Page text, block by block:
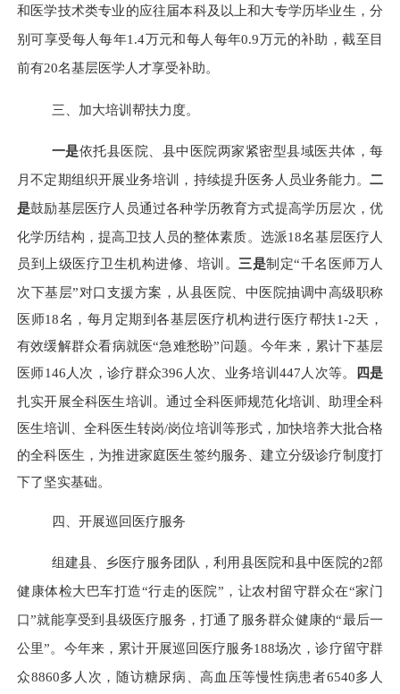
和医学技术类专业的应往届本科及以上和大专学历毕业生，分
别可享受每人每年1.4万元和每人每年0.9万元的补助 ，截至目
前有20名基层医学人才享受补助。
三、加大培训帮扶力度。
一是依托县医院、县中医院两家紧密型县域医共体，每
月不定期组织开展业务培训，持续提升医务人员业务能力。 二
是鼓励基层医疗人员通过各种学历教育方式提高学历层次，优
化学历结构，提高卫技人员的整体素质。选派18名基层医疗人
员到上级医疗卫生机构进修、培训。 三是制定“千名医师万人
次下基层”对口支援方案 ， 从县医院、中医院抽调中高级职称
医师18名，每月定期到各基层医疗机构进行医疗帮扶1-2天，
有效缓解群众看病就医“急难愁盼”问题。今年来，累计下基层
医师146人次，诊疗群众396人次、业务培训447人次等。
四是
扎实开展全科医生培训。通过全科医师规范化培训、助理全科
医生培训、全科医生转岗/岗位培训等形式，加快培养大批合格
的全科医生，为推进家庭医生签约服务、建立分级诊疗制度打
下了坚实基础。
四、开展巡回医疗服务
组建县、乡医疗服务团队，利用县医院和县中医院的2部
健康体检大巴车打造“行走的医院”，让农村留守群众在“家门
口”就能享受到县级医疗服务，打通了服务群众健康的“最后一
公里”。今年来，累计开展巡回医疗服务188场次，诊疗留守群
众8860多人次，随访糖尿病、高血压等慢性病患者6540多人